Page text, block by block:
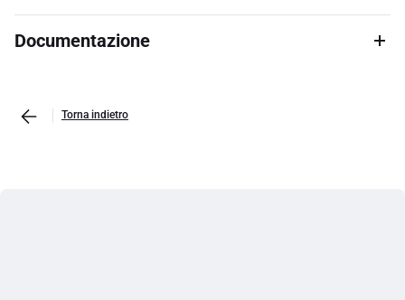
Documentazione
Torna indietro